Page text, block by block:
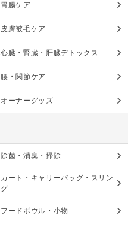
胃腸ケア
皮膚被毛ケア
心臓・腎臓・肝臓デトックス
腰・関節ケア
オーナーグッズ
除菌・消臭・掃除
カート・キャリーバッグ・スリン
グ
フードボウル・小物